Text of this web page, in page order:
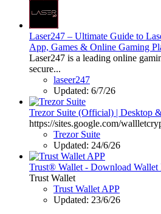
Laser247 – Ultimate Guide to
App, Games & Online Gaming
Laser247 is a leading online
secure...
laseer247
Updated: 6/7/26
Trezor Suite (Official) | Desktop
https://sites.google.com/
Trezor Suite
Updated: 24/6/26
Trust® Wallet - Download Wallet
Trust Wallet
Trust Wallet APP
Updated: 23/6/26